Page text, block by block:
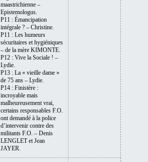
maastrichienne –
Epistemologus.
P11 : Émancipation
intégrale ? – Christine.
P11 : Les humeurs
sécuritaires et hygiéniques
– de la mère KIMONTE.
P12 : Vive la Sociale ! –
Lydie.
P13 : La « vieille dame »
de 75 ans – Lydie.
P14 : Finistère :
incroyable mais
malheureusement vrai,
certains responsables F.O.
ont demandé à la police
d’intervenir contre des
militants F.O. – Denis
LENGLET et Jean
JAYER.